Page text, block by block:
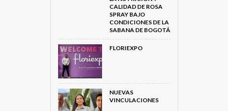
CALIDAD DE ROSA
SPRAY BAJO
CONDICIONES DE LA
SABANA DE BOGOTÁ
FLORIEXPO
NUEVAS
VINCULACIONES